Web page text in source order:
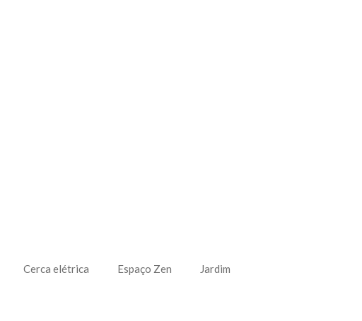
Cerca elétrica Espaço Zen
Jardim